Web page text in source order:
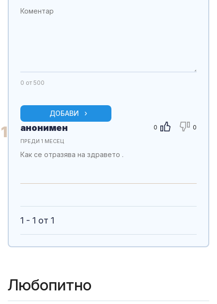
0 от 500
ДОБАВИ
1 0 0
анонимен
ПРЕДИ 1 МЕСЕЦ
Как се отразява на здравето .
1 - 1 от 1
Любопитно